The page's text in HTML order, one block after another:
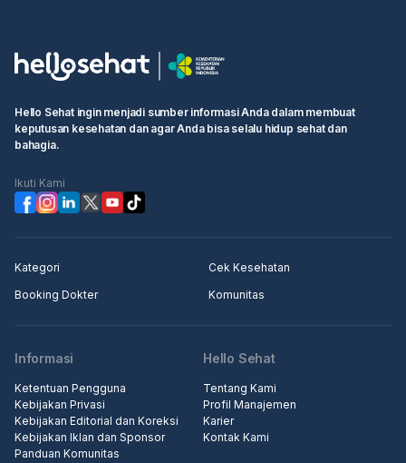
Hello Sehat ingin menjadi sumber informasi Anda dalam membuat
keputusan kesehatan dan agar Anda bisa selalu hidup sehat dan
bahagia.
Ikuti Kami
Kategori
Cek Kesehatan
Booking Dokter
Komunitas
Informasi
Ketentuan Pengguna
Kebijakan Privasi
Kebijakan Editorial dan Koreksi
Kebijakan Iklan dan Sponsor
Panduan Komunitas
Hello Sehat
Tentang Kami
Profil Manajemen
Karier
Kontak Kami